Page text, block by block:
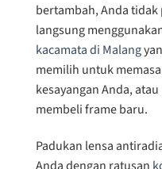
bertambah, Anda
langsung
kacamata di Malang
memilih untuk
kesayangan Anda, atau
membeli frame baru.
Padukan lensa